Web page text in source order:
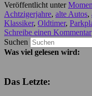
Veröffentlicht unter
Achtzigerjahre, alte Autos,
Klassiker, Oldtimer,
Schreibe einen Kommentar
Suchen
Was viel gelesen wird:
Das Letzte: